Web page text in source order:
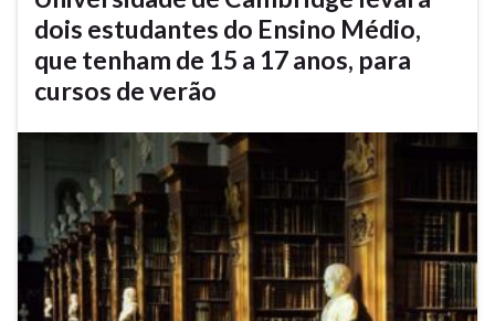
dois estudantes do Ensino Médio,
que tenham de 15 a 17 anos, para
cursos de verão